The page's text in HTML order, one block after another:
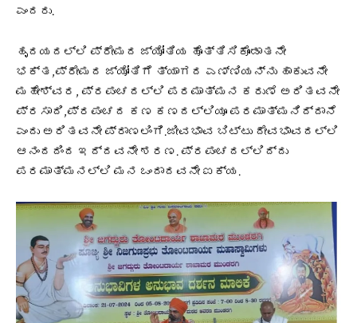
ಎಂದರು.
ಹೃದಯದಲ್ಲಿ ಪ್ರೇಮದ ಜ್ಯೋತಿಯ ಹೊತ್ತಿಸಿಕೊಂಡಾತನೇ
ಭಕ್ತ,ಪ್ರೇಮದ ಜ್ಯೋತಿಗೆ ತ್ಯಾಗದ ಎಣ್ಣಿಯನ್ನು ಹಾಕುವನೇ
ಮಹೇಶ್ವರ, ಪ್ರಪಂಚದಲ್ಲಿ ಪರಮಾತ್ಮನ ಕರುಣೆ ಅರಿತವನೇ
ಪ್ರಸಾದಿ,ಪ್ರಪಂಚದ ಕಣ ಕಣದಲ್ಲಿಯೂ ಪರಮಾತ್ಮನಿದ್ದಾನೆ
ಎಂದು ಅರಿತವನೇ ಪ್ರಾಣಲಿಂಗಿ.ಜೀವಭಾವ ಬಿಟ್ಟು ದೇವಭಾವದಲ್ಲಿ
ಆನಂದದಿಂದ ಇದ್ದವನೇ ಶರಣ. ಪ್ರಪಂಚದಲ್ಲಿದ್ದು
ಪರಮಾತ್ಮನಲ್ಲಿ ಮನ ಒಂದಾದವನೇ ಐಕ್ಯ.